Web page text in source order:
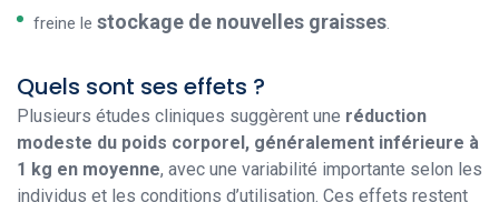
freine le stockage de nouvelles graisses.
Quels sont ses effets ?
Plusieurs études cliniques suggèrent une réduction
modeste du poids corporel, généralement inférieure à
1 kg en moyenne, avec une variabilité importante selon les
individus et les conditions d’utilisation. Ces effets restent